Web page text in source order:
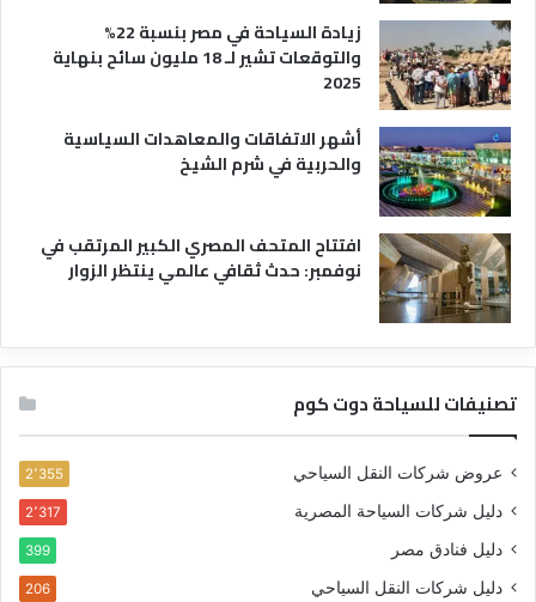
زيادة السياحة في مصر بنسبة 22%
والتوقعات تشير لـ 18 مليون سائح بنهاية
2025
أشهر الاتفاقات والمعاهدات السياسية
والحربية في شرم الشيخ
افتتاح المتحف المصري الكبير المرتقب في
نوفمبر: حدث ثقافي عالمي ينتظر الزوار
تصنيفات للسياحة دوت كوم
عروض شركات النقل السياحي 2٬355
دليل شركات السياحة المصرية 2٬317
دليل فنادق مصر 399
دليل شركات النقل السياحي 206